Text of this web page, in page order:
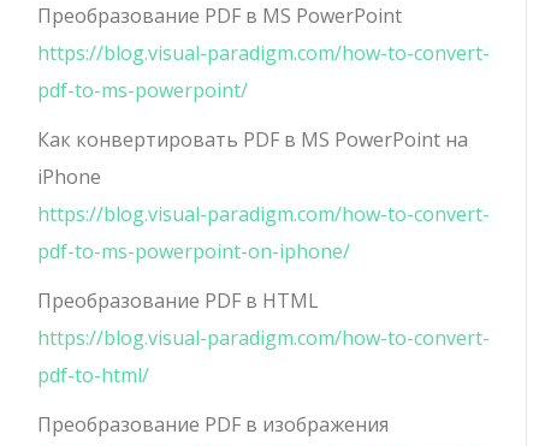
Преобразование PDF в MS PowerPoint
https://blog.visual-paradigm.com/how-to-convert-
pdf-to-ms-powerpoint/
Как конвертировать PDF в MS PowerPoint на
iPhone
https://blog.visual-paradigm.com/how-to-convert-
pdf-to-ms-powerpoint-on-iphone/
Преобразование PDF в HTML
https://blog.visual-paradigm.com/how-to-convert-
pdf-to-html/
Преобразование PDF в изображения